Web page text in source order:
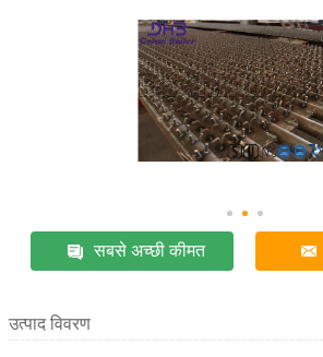
सबसे अच्छी कीमत
उत्पाद विवरण